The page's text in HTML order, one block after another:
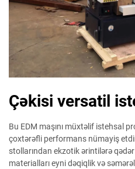
Çəkisi versatil
Bu EDM maşını müxtəlif istehsal
çoxtərəfli performans nümayiş
stollarından ekzotik ərintilərə
materialları eyni dəqiqlik və